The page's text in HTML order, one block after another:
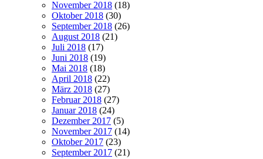
November 2018 (18)
Oktober 2018 (30)
September 2018 (26)
August 2018 (21)
Juli 2018 (17)
Juni 2018 (19)
Mai 2018 (18)
April 2018 (22)
März 2018 (27)
Februar 2018 (27)
Januar 2018 (24)
Dezember 2017 (5)
November 2017 (14)
Oktober 2017 (23)
September 2017 (21)